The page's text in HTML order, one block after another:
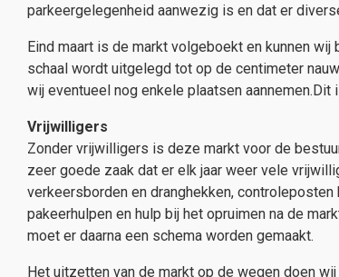
parkeergelegenheid aanwezig is en dat er
Eind maart is de markt volgeboekt en kunnen
schaal wordt uitgelegd tot op de centimeter
wij eventueel nog enkele plaatsen
Vrijwilligers
Zonder vrijwilligers is deze markt voor de
zeer goede zaak dat er elk jaar weer vele
verkeersborden en dranghekken,
pakeerhulpen en hulp bij het opruimen na de
moet er daarna een schema worden gemaakt.
Het uitzetten van de markt op de wegen doen